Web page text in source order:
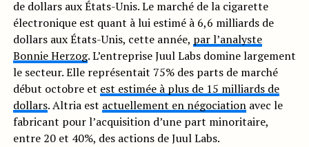
de dollars aux États-Unis. Le marché de la cigarette
électronique est quant à lui estimé à 6,6 milliards de
dollars aux États-Unis, cette année, par l’analyste
Bonnie Herzog. L’entreprise Juul Labs domine largement
le secteur. Elle représentait 75% des parts de marché
début octobre et est estimée à plus de 15 milliards de
dollars. Altria est actuellement en négociationavec le
fabricant pour l’acquisition d’une part minoritaire,
entre 20 et 40%, des actions de Juul Labs.